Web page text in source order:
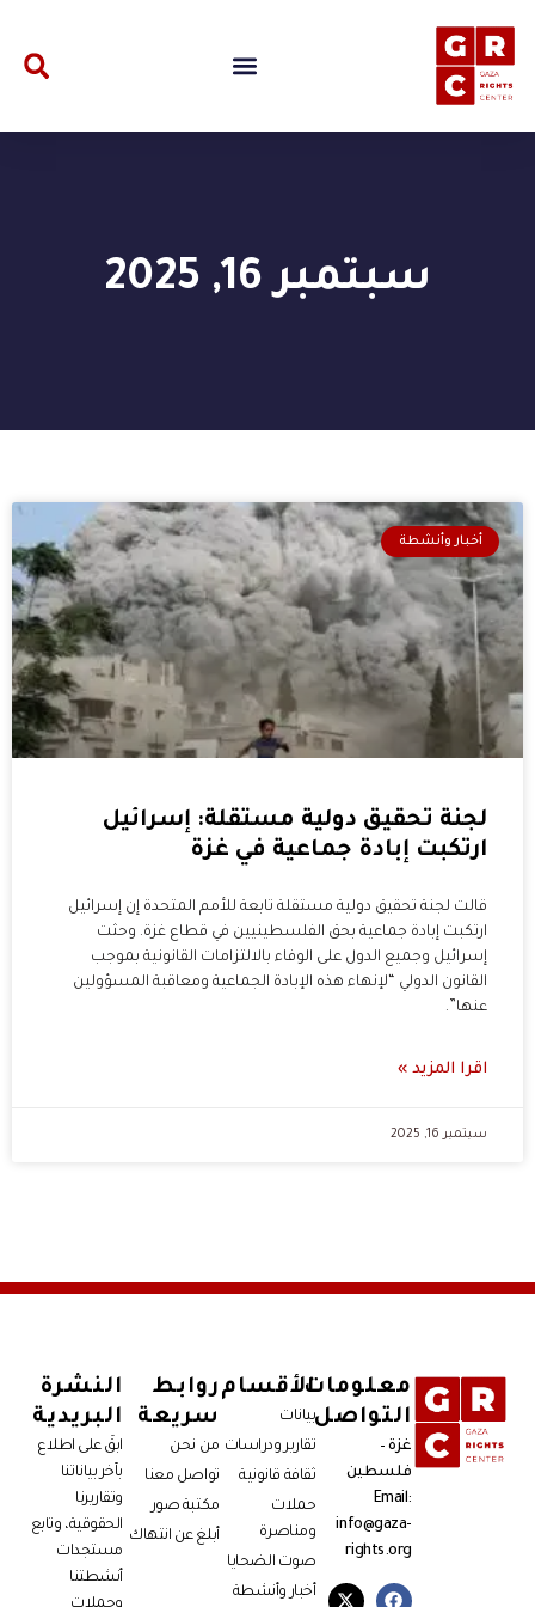
سبتمبر 16, 2025
أخبار وأنشطة
لجنة تحقيق دولية مستقلة: إسرائيل
ارتكبت إبادة جماعية في غزة
قالت لجنة تحقيق دولية مستقلة تابعة للأمم المتحدة إن إسرائيل
ارتكبت إبادة جماعية بحق الفلسطينيين في قطاع غزة. وحثت
إسرائيل وجميع الدول على الوفاء بالالتزامات القانونية بموجب
القانون الدولي “لإنهاء هذه الإبادة الجماعية ومعاقبة المسؤولين
عنها”.
اقرا المزيد »
سبتمبر 16, 2025
معلومات
التواصل
غزة –
فلسطين
Email:
info@gaza-
rights.org
الأقسام
بيانات
تقارير ودراسات
ثقافة قانونية
حملات
ومناصرة
صوت الضحايا
أخبار وأنشطة
روابط
سريعة
من نحن
تواصل معنا
مكتبة صور
أبلغ عن انتهاك
النشرة
البريدية
ابقَ على اطلاع
بآخر بياناتنا
وتقاريرنا
الحقوقية، وتابع
مستجدات
أنشطتنا